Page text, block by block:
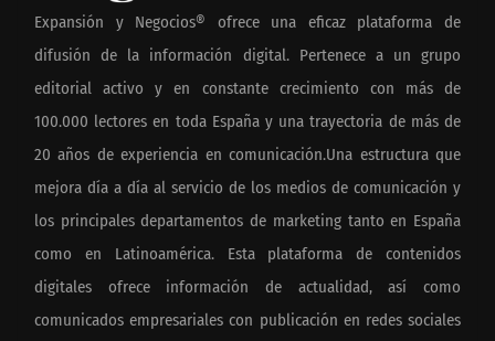
Expansión y Negocios® ofrece una eficaz plataforma de
difusión de la información digital. Pertenece a un grupo
editorial activo y en constante crecimiento con más de
100.000 lectores en toda España y una trayectoria de más de
20 años de experiencia en comunicación.Una estructura que
mejora día a día al servicio de los medios de comunicación y
los principales departamentos de marketing tanto en España
como en Latinoamérica. Esta plataforma de contenidos
digitales ofrece información de actualidad, así como
comunicados empresariales con publicación en redes sociales